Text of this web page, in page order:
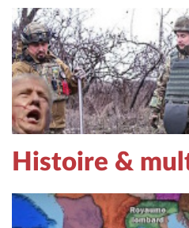
Histoire &